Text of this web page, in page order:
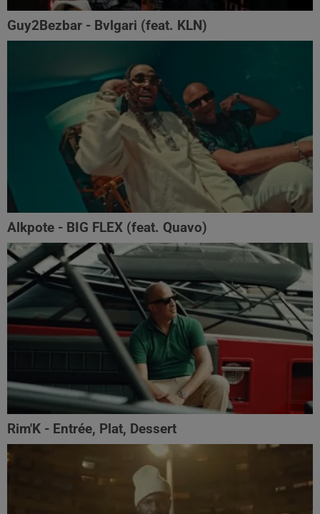
Guy2Bezbar - Bvlgari (feat. KLN)
Alkpote - BIG FLEX (feat. Quavo)
Rim'K - Entrée, Plat, Dessert